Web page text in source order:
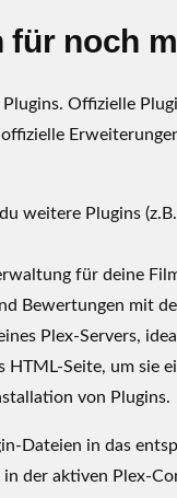
noch
Offizielle
weitere Plugins
für deine
Bewertungen mit
Plex-Servers,
HTML-Seite, um sie
von Plugins.
Dateien in das
der aktiven Plex-